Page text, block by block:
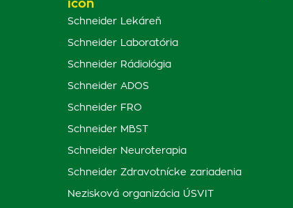
Schneider Lekáreň
Schneider Laboratória
Schneider Rádiológia
Schneider ADOS
Schneider FRO
Schneider MBST
Schneider Neuroterapia
Schneider Zdravotnícke zariadenia
Nezisková organizácia ÚSVIT